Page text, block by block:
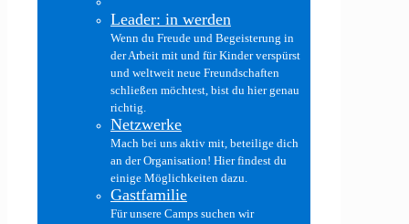
Leader: in werden
Wenn du Freude und Begeisterung in
der Arbeit mit und für Kinder verspürst
und weltweit neue Freundschaften
schließen möchtest, bist du hier genau
richtig.
Netzwerke
Mach bei uns aktiv mit, beteilige dich
an der Organisation! Hier findest du
einige Möglichkeiten dazu.
Gastfamilie
Für unsere Camps suchen wir